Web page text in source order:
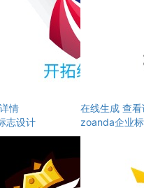
情
志设计
在线生成 查
zoanda企业